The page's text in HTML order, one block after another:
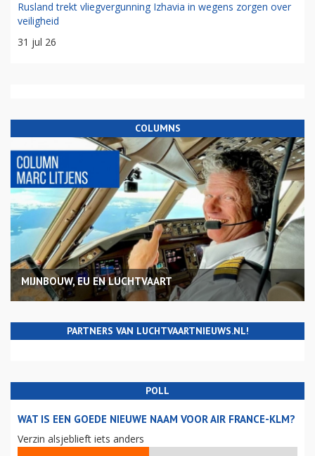
Rusland trekt vliegvergunning Izhavia in wegens zorgen over
veiligheid
31 jul 26
COLUMNS
MIJNBOUW, EU EN LUCHTVAART
PARTNERS VAN LUCHTVAARTNIEUWS.NL!
POLL
WAT IS EEN GOEDE NIEUWE NAAM VOOR AIR FRANCE-KLM?
Verzin alsjeblieft iets anders